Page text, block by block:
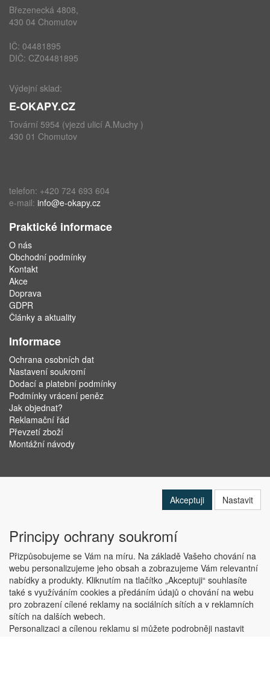
Březenecká 4808,
430 04 Chomutov
IČ: 04481895
DIČ: CZ04481895
Výdejní sklad:
E-OKAPY.CZ
Tovární 5954 (vjezd ulicí A.Muchy )
430 01 Chomutov
telefon: +420 724 693 604
e-mail: info@e-okapy.cz
Praktické informace
O nás
Obchodní podmínky
Kontakt
Akce
Doprava
GDPR
Články a aktuality
Informace
Ochrana osobních dat
Nastavení soukromí
Dodací a platební podmínky
Podmínky vrácení peněz
Jak objednat?
Reklamační řád
Převzetí zboží
Montážní návody
Copyright © ABRA Software a.s. 2019
Akceptuji Nastavit
Principy ochrany soukromí
Přizpůsobujeme se Vám na míru. Na základě Vašeho chování na
webu personalizujeme jeho obsah a zobrazujeme Vám relevantní
nabídky a produkty. Kliknutím na tlačítko „Akceptuji“ souhlasíte
také s využíváním cookies a předáním údajů o chování na webu
pro zobrazení cílené reklamy na sociálních sítích a v reklamních
sítích na dalších webech.
Personalizaci a cílenou reklamu si můžete podrobněji nastavit